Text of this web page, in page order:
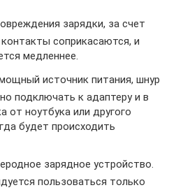
зарядки, за счет
соприкасаются, и
медленнее.
источник питания, шнур
подключать к адаптеру и в
от ноутбука или другого
будет происходить
зарядное устройство.
пользоваться только